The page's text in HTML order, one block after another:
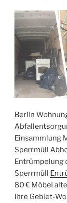
Berlin
Einsammlung
Sperrmüll
Entrümpelung
Sperrmüll
80 € Möbel
Ihre Gebiet-